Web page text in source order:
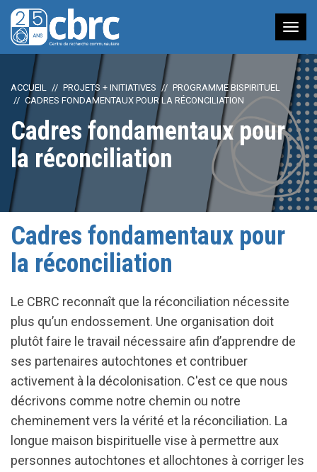
à
ACCUEIL PROJETS + INITIATIVES
PROGRAMME BISPIRITUEL
CADRES FONDAMENTAUX POUR LA RÉCONCILIATION
Cadres fondamentaux pour
la réconciliation
Cadres fondamentaux pour
la réconciliation
Le CBRC reconnaît que la réconciliation nécessite
plus qu’un endossement. Une organisation doit
plutôt faire le travail nécessaire afin d’apprendre de
ses partenaires autochtones et contribuer
activement à la décolonisation. C'est ce que nous
décrivons comme notre chemin ou notre
cheminement vers la vérité et la réconciliation. La
longue maison bispirituelle vise à permettre aux
personnes autochtones et allochtones à corriger les